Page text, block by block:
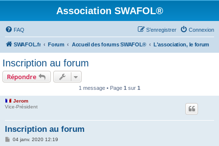
Association SWAFOL®
FAQ Connexion
S’enregistrer
SWAFOL.fr Forum Accueil des forums SWAFOL® L'association, le forum
Inscription au forum
Répondre
1 message • Page 1 sur 1
Jerom
Vice-Président
Inscription au forum
M04 janv. 2020 12:19